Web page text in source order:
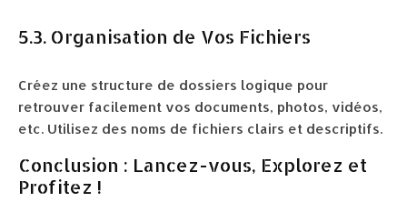
5.3. Organisation de Vos Fichiers
Créez une structure de dossiers logique pour
retrouver facilement vos documents, photos, vidéos,
etc. Utilisez des noms de fichiers clairs et descriptifs.
Conclusion : Lancez-vous, Explorez et
Profitez !